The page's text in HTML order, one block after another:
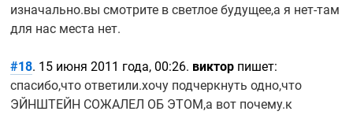
изначально.вы смотрите в светлое будущее,а я нет-там
для нас места нет.
#18. 15 июня 2011 года, 00:26. виктор пишет:
спасибо,что ответили.хочу подчеркнуть одно,что
ЭЙНШТЕЙН СОЖАЛЕЛ ОБ ЭТОМ,а вот почему.к